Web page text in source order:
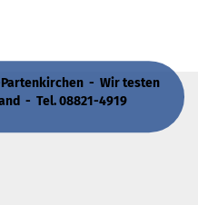
Partenkirchen - Wir testen
- Tel. 08821-4919